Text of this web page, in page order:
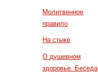
Молитвенное
правило
На стыке
О душевном
здоровье. Беседа